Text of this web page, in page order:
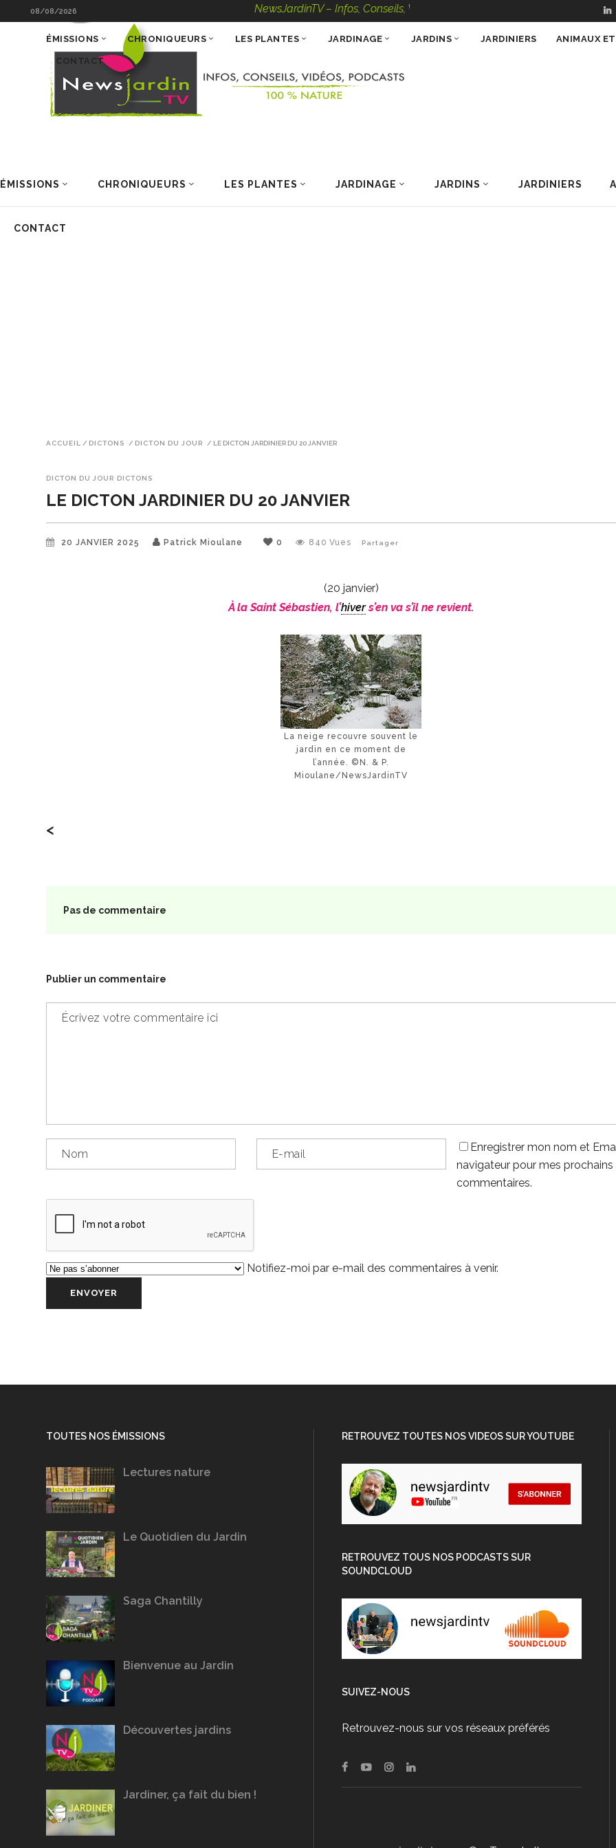
08/08/2026 NewsJardinTV – Infos, Conseils, Vidéos, Podcasts – 100 % Nature
ÉMISSIONS CHRONIQUEURS LES PLANTES JARDINAGE JARDINS JARDINIERS
CONTACT
ÉMISSIONS CHRONIQUEURS LES PLANTES JARDINAGE JARDINS JARDINIERS ANIMAUX
CONTACT
ACCUEIL / DICTONS / DICTON DU JOUR / LE DICTON JARDINIER DU 20 JANVIER
DICTON DU JOUR DICTONS
LE DICTON JARDINIER DU 20 JANVIER
20 JANVIER 2025 Patrick Mioulane 0 840 Vues Partager
(20 janvier)
À la Saint Sébastien, l’hivers’en va s’il ne revient.
La neige recouvre souvent le
jardin en ce moment de
l’année. ©N. & P.
Mioulane/NewsJardinTV
<
Pas de commentaire
Publier un commentaire
Enregistrer mon nom et
navigateur pour mes prochains
commentaires.
Notifiez-moi par e-mail des commentaires à venir.
TOUTES NOS ÉMISSIONS
Lectures nature
Le Quotidien du Jardin
Saga Chantilly
Bienvenue au Jardin
Découvertes jardins
Jardiner, ça fait du bien !
RETROUVEZ TOUTES NOS VIDEOS SUR YOUTUBE
RETROUVEZ TOUS NOS PODCASTS SUR
SOUNDCLOUD
SUIVEZ-NOUS
Retrouvez-nous sur vos réseaux préférés